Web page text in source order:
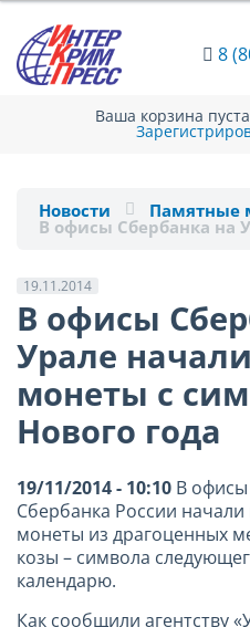
8
Ваша корзина пуста
Новости Памятные
В офисы Сбербанка на
19.11.2014
В офисы
Урале
монеты с
Нового года
19/11/2014 - 10:10 В офисы
Сбербанка России
монеты из драгоценных
козы – символа
календарю.
Как сообщили агентству